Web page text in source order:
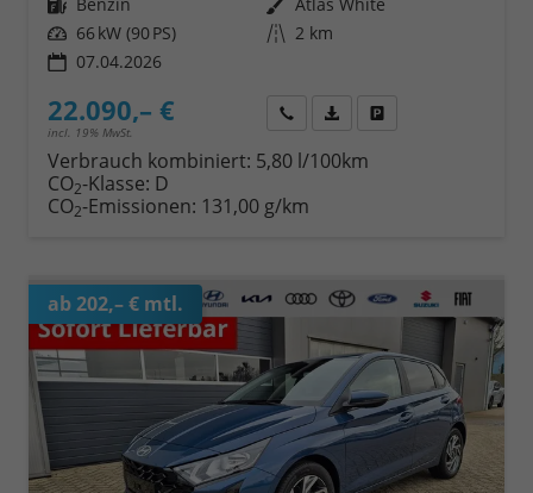
Leistung 66 kW (90 PS) Kilometerstand 2 km
07.04.2026
22.090,– €
incl. 19% MwSt.
Wir rufen Sie anFahrzeugexposé (PDF)
Verbrauch kombiniert: 5,80 l/100km
CO2-Klasse: D
CO2-Emissionen: 131,00 g/km
ab 202,– € mtl.